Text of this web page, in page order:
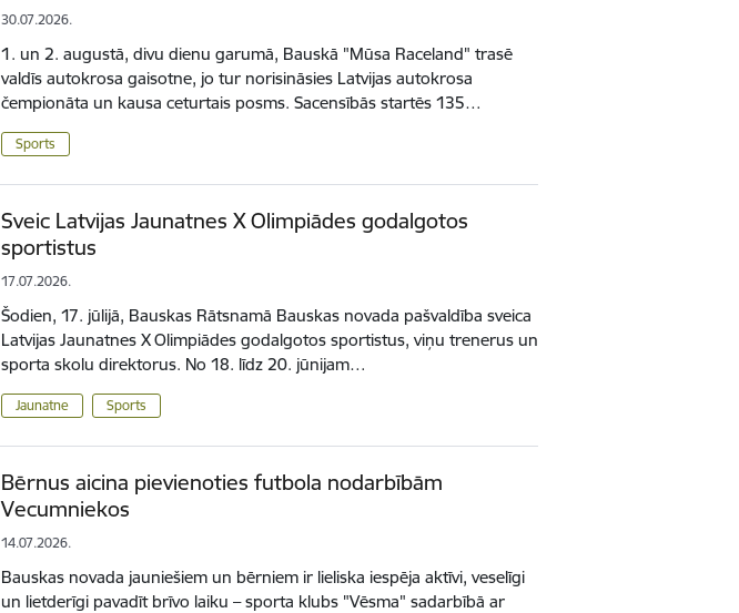
30.07.2026.
1. un 2. augustā, divu dienu garumā, Bauskā "Mūsa Raceland" trasē
valdīs autokrosa gaisotne, jo tur norisināsies Latvijas autokrosa
čempionāta un kausa ceturtais posms. Sacensībās startēs 135…
Sports
Sveic Latvijas Jaunatnes X Olimpiādes godalgotos
sportistus
17.07.2026.
Šodien, 17. jūlijā, Bauskas Rātsnamā Bauskas novada pašvaldība sveica
Latvijas Jaunatnes X Olimpiādes godalgotos sportistus, viņu trenerus un
sporta skolu direktorus. No 18. līdz 20. jūnijam…
Jaunatne Sports
Bērnus aicina pievienoties futbola nodarbībām
Vecumniekos
14.07.2026.
Bauskas novada jauniešiem un bērniem ir lieliska iespēja aktīvi, veselīgi
un lietderīgi pavadīt brīvo laiku – sporta klubs "Vēsma" sadarbībā ar